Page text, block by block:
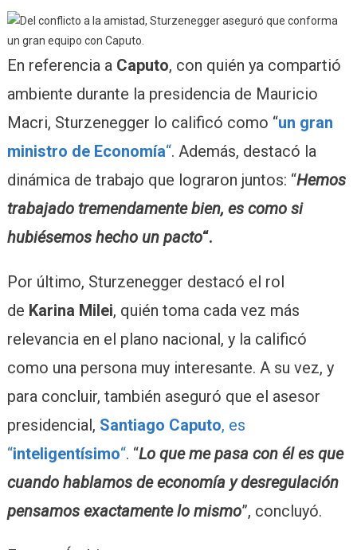
En referencia a Caputo, con quién ya compartió
ambiente durante la presidencia de Mauricio
Macri, Sturzenegger lo calificó como “un gran
ministro de Economía“. Además, destacó la
dinámica de trabajo que lograron juntos: “Hemos
trabajado tremendamente bien, es como si
hubiésemos hecho un pacto“.
Por último, Sturzenegger destacó el rol
de Karina Milei, quién toma cada vez más
relevancia en el plano nacional, y la calificó
como una persona muy interesante. A su vez, y
para concluir, también aseguró que el asesor
presidencial, Santiago Caputo, es
“inteligentísimo“. “Lo que me pasa con él es que
cuando hablamos de economía y desregulación
pensamos exactamente lo mismo”, concluyó.